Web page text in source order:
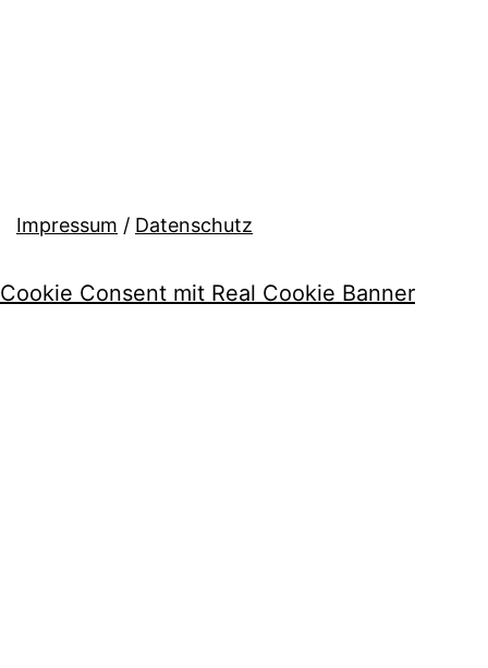
Impressum / Datenschutz
Cookie Consent mit Real Cookie Banner